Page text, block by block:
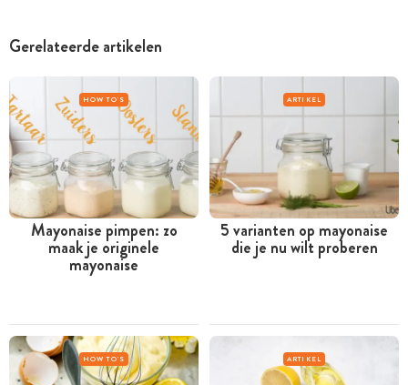
Gerelateerde artikelen
HOW TO'S
Mayonaise pimpen: zo
maak je originele
mayonaise
ARTIKEL
5 varianten op mayonaise
die je nu wilt proberen
HOW TO'S ARTIKEL